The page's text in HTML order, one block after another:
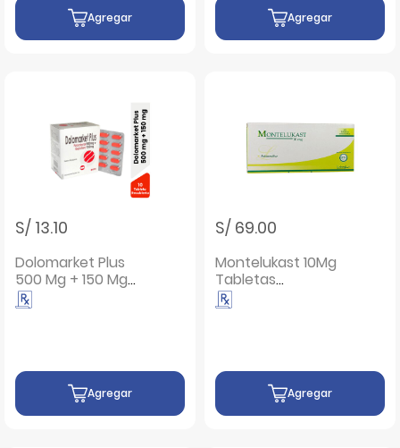
Agregar Agregar
S/ 13.10
Dolomarket Plus
500 Mg + 150 Mg
Tableta Recubierta
- Blíster 10 UN
Agregar
S/ 69.00
Montelukast 10Mg
Tabletas
Recubiertas - Caja
100 UN
Agregar